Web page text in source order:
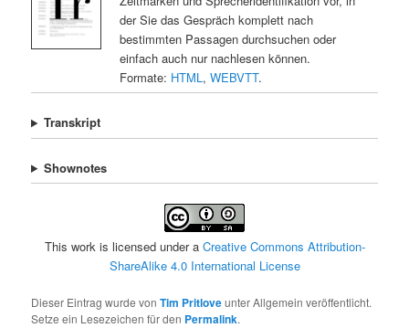
der Sie das Gespräch komplett nach
bestimmten Passagen durchsuchen oder
einfach auch nur nachlesen können.
Formate: HTML , WEBVTT.
Transkript
Shownotes
This work is licensed under a Creative Commons Attribution-
ShareAlike 4.0 International License
Dieser Eintrag wurde vonTim Pritloveunter Allgemein veröffentlicht.
Setze ein Lesezeichen für den Permalink.